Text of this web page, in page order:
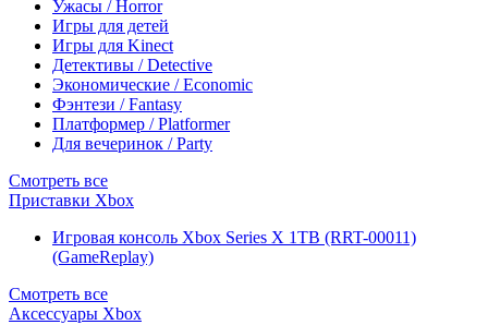
Ужасы / Horror
Игры для детей
Игры для Kinect
Детективы / Detective
Экономические / Economic
Фэнтези / Fantasy
Платформер / Platformer
Для вечеринок / Party
Смотреть все
Приставки Xbox
Игровая консоль Xbox Series X 1TB (RRT-00011)
(GameReplay)
Смотреть все
Аксессуары Xbox